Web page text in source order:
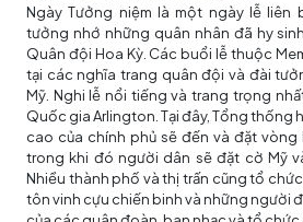
Ngày Tưởng niệm là một ngày lễ liên
tưởng nhớ những quân nhân đã hy
Quân đội Hoa Kỳ. Các buổi lễ thuộc
tại các nghĩa trang quân đội và đài
Mỹ. Nghi lễ nổi tiếng và trang trọng
Quốc gia Arlington. Tại đây, Tổng thống
cao của chính phủ sẽ đến và đặt vòng
trong khi đó người dân sẽ đặt cờ Mỹ
Nhiều thành phố và thị trấn cũng tổ
tôn vinh cựu chiến binh và những người